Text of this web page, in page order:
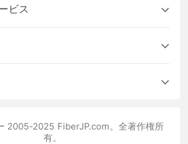
ビス
2005-2025 FiberJP.com。全著作権所
有。